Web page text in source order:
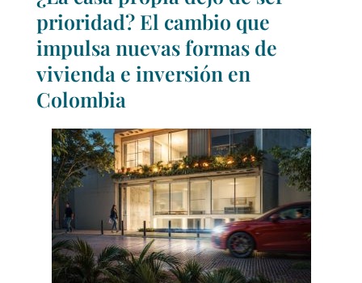
prioridad? El cambio que
impulsa nuevas formas de
vivienda e inversión en
Colombia